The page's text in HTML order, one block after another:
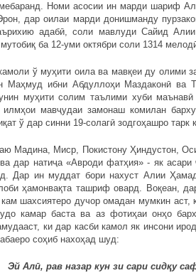
Номи асосии ин марди шариф
дар оилаи марди донишманду
адабӣ, соли мавлуди Сайид
ба 12-уми октябри соли 1314
ў муҳити оила ва мавқеи ду олими
Маҳмуд ибни Абдуллоҳи Маздаконӣ ва
муҳити солим таълими хуби
илмҳои мавҷудаи замонаш комилан
ў дар синни 19-солагӣ зодгоҳашро тарк
Мадина, Миср, Покистону Ҳиндустон,
дар натиҷа «Авроди фатҳия» - як асари
Дар ин муддат бори нахуст Алии
ҳамонвақта ташриф овард. Воқеан,
шахсиятеро дучор омадан мумкин аст,
камар баста ва аз фотиҳаи онҳо
ки дар касби камол як инсони
соҳиб нахоҳад шуд:
Эй Алӣ, рав назар кун зи сари сидқу